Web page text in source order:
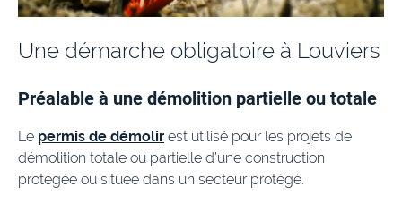
Une démarche obligatoire à Louviers
Préalable à une démolition partielle ou totale
Le permis de démolir est utilisé pour les projets de
démolition totale ou partielle d’une construction
protégée ou située dans un secteur protégé.